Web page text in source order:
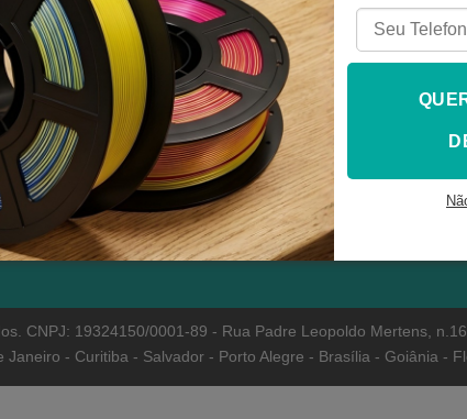
qualidade e líder em vendas
insumos para impressão 3d,
desde 2013. Quer
mais?
a 3D Fila aqui.
(31) 3417-6464
E-mail:
sac@3dfila.com.br
vendas@3dfila.com.br
CNPJ: 19324150/0001-89 - Rua Padre Leopoldo Mertens,
- Curitiba - Salvador - Porto Alegre - Brasília - Goiânia -